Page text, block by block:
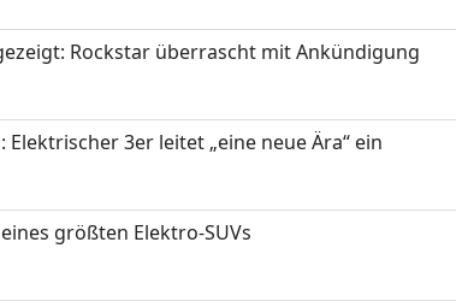
Rockstar überrascht mit Ankündigung
3er leitet „eine neue Ära“ ein
größten Elektro-SUVs